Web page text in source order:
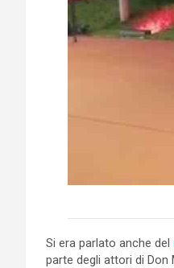
Si era parlato anche del
parte degli attori di